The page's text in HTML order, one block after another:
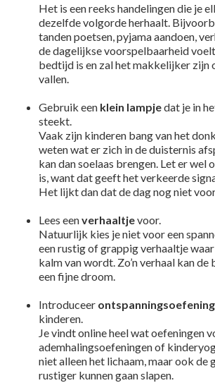
Het is een reeks handelingen die je
dezelfde volgorde herhaalt.
tanden poetsen, pyjama aandoen,
de dagelijkse voorspelbaarheid
bedtijd is en zal het makkelijker zijn
vallen.
Gebruik een klein lampjedat je in
steekt.
Vaak zijn kinderen bang van het
weten wat er zich in de duisternis
kan dan soelaas brengen. Let er wel
is, want dat geeft het verkeerde
Het lijkt dan dat de dag nog niet
Lees eenverhaaltjevoor.
Natuurlijk kies je niet voor een
een rustig of grappig verhaaltje
kalm van wordt. Zo’n verhaal kan de
een fijne droom.
Introduceer
kinderen.
Je vindt online heel wat oefeningen
ademhalingsoefeningen of
niet alleen het lichaam, maar ook de
rustiger kunnen gaan slapen.